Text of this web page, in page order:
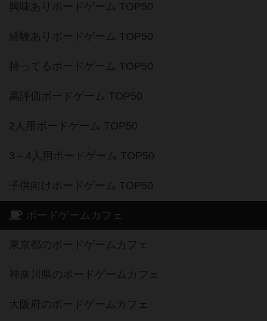
興味ありボードゲーム TOP50
経験ありボードゲーム TOP50
持ってるボードゲーム TOP50
高評価ボードゲーム TOP50
2人用ボードゲーム TOP50
3～4人用ボードゲーム TOP50
子供向けボードゲーム TOP50
ボードゲームカフェ
東京都のボードゲームカフェ
神奈川県のボードゲームカフェ
大阪府のボードゲームカフェ